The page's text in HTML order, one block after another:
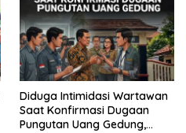
Diduga Intimidasi Wartawan
Saat Konfirmasi Dugaan
Pungutan Uang Gedung,